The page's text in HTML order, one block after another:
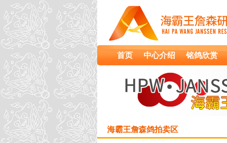
首页 中心介绍 铭鸽欣赏
海霸王詹森鸽拍卖区